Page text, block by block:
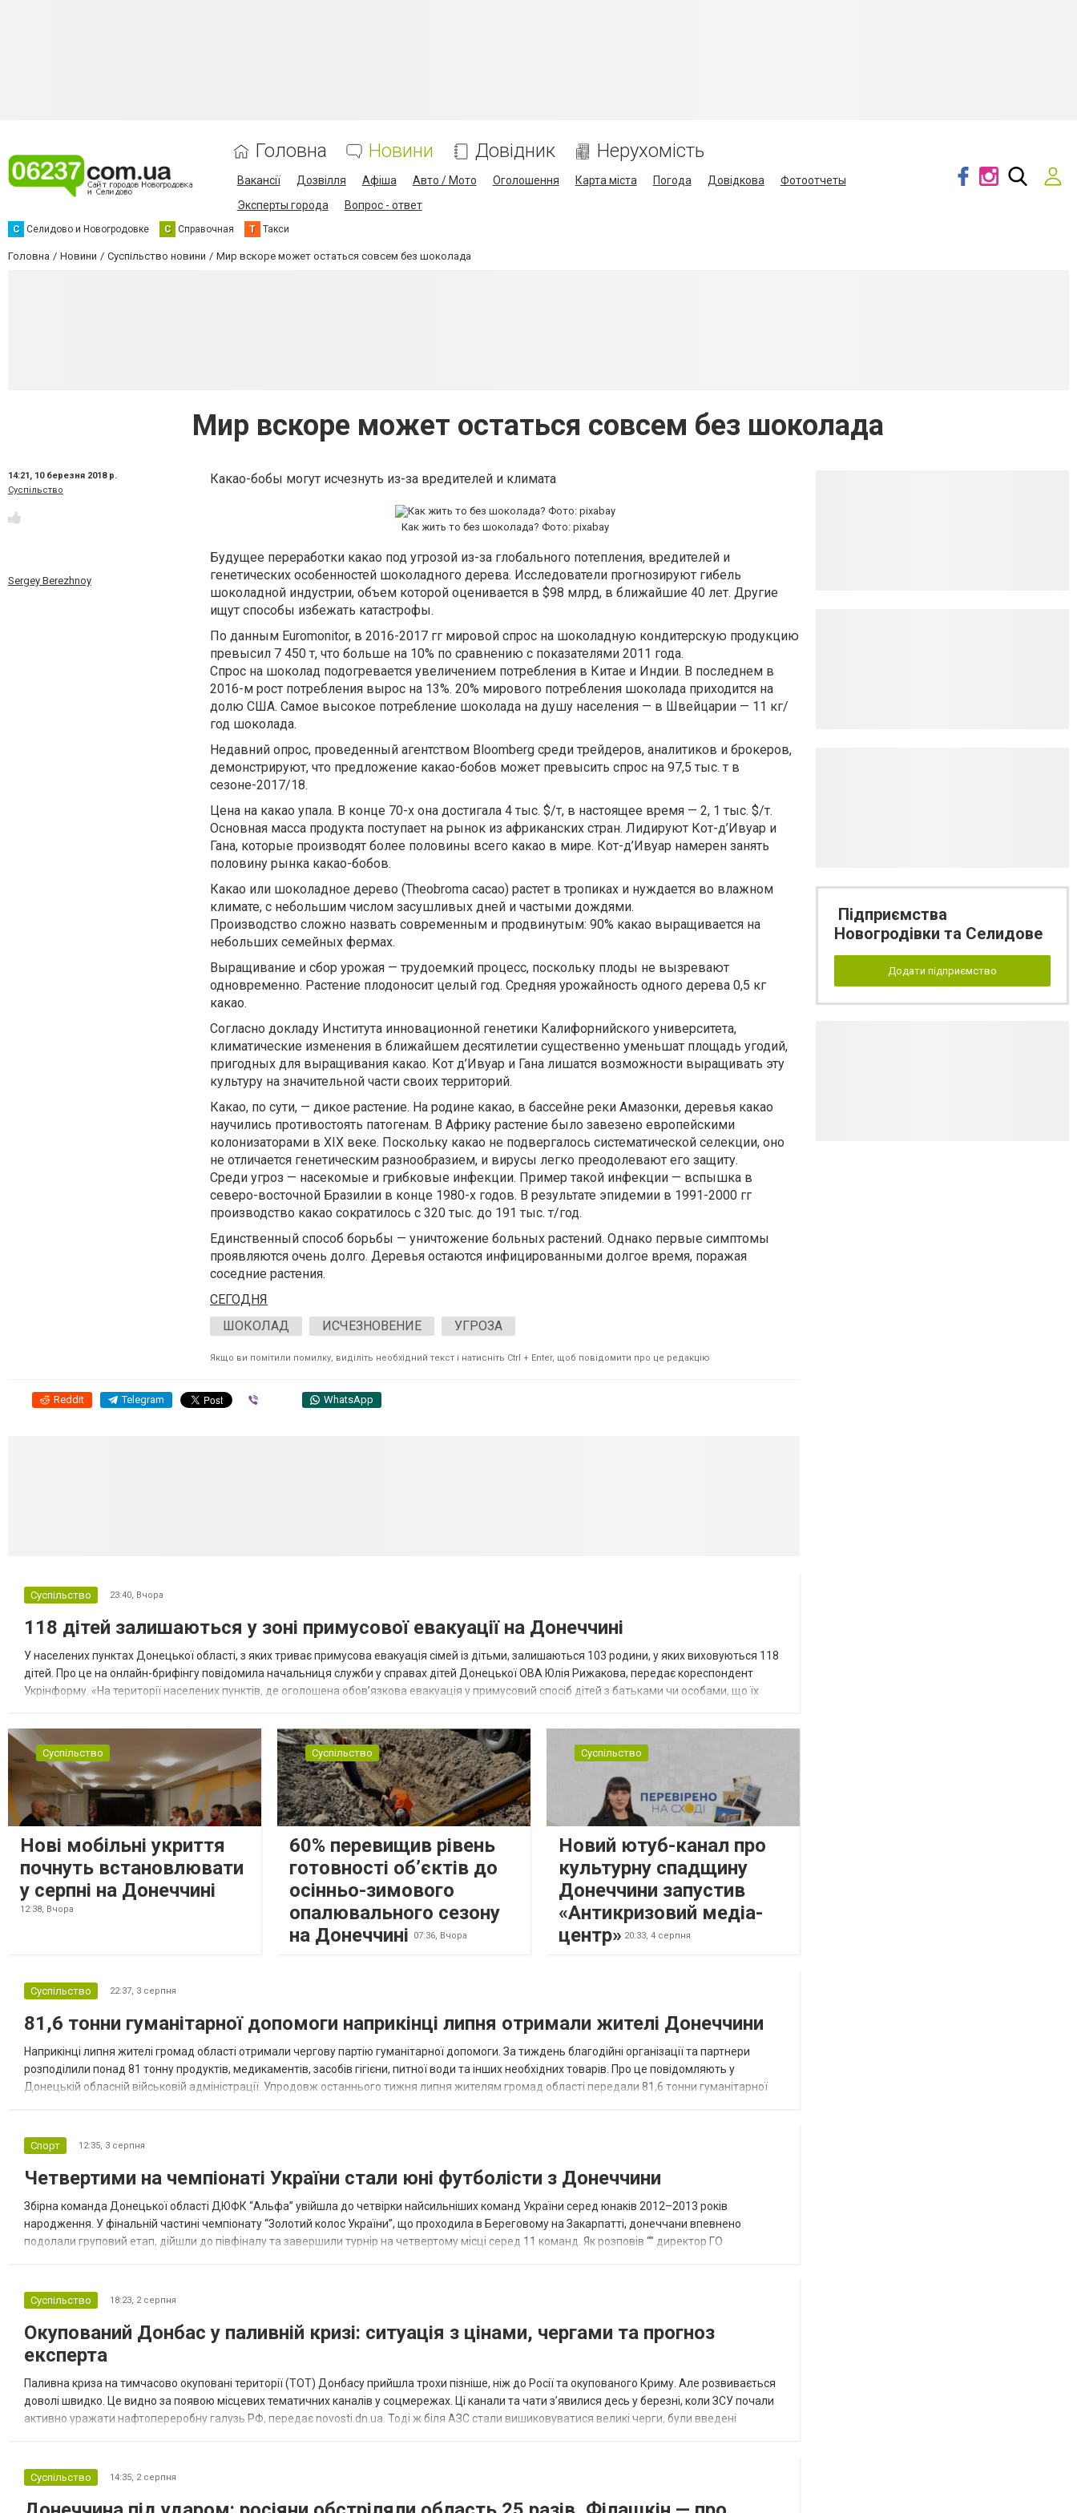
Головна Новини Довідник Нерухомість
Вакансії Дозвілля Афіша Авто / Мото Оголошення Карта міста Погода Довідкова
Фотоотчеты
Эксперты города
Вопрос - ответ
С Селидово и Новогродовке С Справочная Т Такси
Головна Новини Суспільство новини Мир вскоре может остаться совсем без шоколада
Мир вскоре может остаться совсем без шоколада
14:21, 10 березня 2018 р.
Суспільство
Sergey Berezhnoy
Какао-бобы могут исчезнуть из-за вредителей и климата
Как жить то без шоколада? Фото: pixabay
Будущее переработки какао под угрозой из-за глобального потепления, вредителей и
генетических особенностей шоколадного дерева. Исследователи прогнозируют гибель
шоколадной индустрии, объем которой оценивается в $98 млрд, в ближайшие 40 лет. Другие
ищут способы избежать катастрофы.
По данным Euromonitor, в 2016-2017 гг мировой спрос на шоколадную кондитерскую продукцию
превысил 7 450 т, что больше на 10% по сравнению с показателями 2011 года.
Спрос на шоколад подогревается увеличением потребления в Китае и Индии. В последнем в
2016-м рост потребления вырос на 13%. 20% мирового потребления шоколада приходится на
долю США. Самое высокое потребление шоколада на душу населения — в Швейцарии — 11 кг/
год шоколада.
Недавний опрос, проведенный агентством Bloomberg среди трейдеров, аналитиков и брокеров,
демонстрируют, что предложение какао-бобов может превысить спрос на 97,5 тыс. т в
сезоне-2017/18.
Цена на какао упала. В конце 70-х она достигала 4 тыс. $/т, в настоящее время — 2, 1 тыс. $/т.
Основная масса продукта поступает на рынок из африканских стран. Лидируют Кот-д’Ивуар и
Гана, которые производят более половины всего какао в мире. Кот-д’Ивуар намерен занять
половину рынка какао-бобов.
Какао или шоколадное дерево (Theobroma cacao) растет в тропиках и нуждается во влажном
климате, с небольшим числом засушливых дней и частыми дождями.
Производство сложно назвать современным и продвинутым: 90% какао выращивается на
небольших семейных фермах.
Выращивание и сбор урожая — трудоемкий процесс, поскольку плоды не вызревают
одновременно. Растение плодоносит целый год. Средняя урожайность одного дерева 0,5 кг
какао.
Согласно докладу Института инновационной генетики Калифорнийского университета,
климатические изменения в ближайшем десятилетии существенно уменьшат площадь угодий,
пригодных для выращивания какао. Кот д’Ивуар и Гана лишатся возможности выращивать эту
культуру на значительной части своих территорий.
Какао, по сути, — дикое растение. На родине какао, в бассейне реки Амазонки, деревья какао
научились противостоять патогенам. В Африку растение было завезено европейскими
колонизаторами в XIX веке. Поскольку какао не подвергалось систематической селекции, оно
не отличается генетическим разнообразием, и вирусы легко преодолевают его защиту.
Среди угроз — насекомые и грибковые инфекции. Пример такой инфекции — вспышка в
северо-восточной Бразилии в конце 1980-х годов. В результате эпидемии в 1991-2000 гг
производство какао сократилось с 320 тыс. до 191 тыс. т/год.
Единственный способ борьбы — уничтожение больных растений. Однако первые симптомы
проявляются очень долго. Деревья остаются инфицированными долгое время, поражая
соседние растения.
СЕГОДНЯ
ШОКОЛАД
ИСЧЕЗНОВЕНИЕ УГРОЗА
Якщо ви помітили помилку, виділіть необхідний текст і натисніть Ctrl + Enter, щоб повідомити про це редакцію
Reddit Telegram WhatsApp
Суспільство 23:40, Вчора
118 дітей залишаються у зоні примусової евакуації на Донеччині
У населених пунктах Донецької області, з яких триває примусова евакуація сімей із дітьми, залишаються 103 родини, у яких виховуються 118
дітей. Про це на онлайн-брифінгу повідомила начальниця служби у справах дітей Донецької ОВА Юлія Рижакова, передає кореспондент
Укрінформу. «На території населених пунктів, де оголошена обов’язкова евакуація у примусовий спосіб дітей з батьками чи особами, що їх
Суспільство
Нові мобільні укриття
почнуть встановлювати
у серпні на Донеччині
12:38, Вчора
Суспільство
60% перевищив рівень
готовності об’єктів до
осінньо-зимового
опалювального сезону
на Донеччині
07:36, Вчора
Суспільство
Новий ютуб-канал про
культурну спадщину
Донеччини запустив
«Антикризовий медіа-
центр» 20:33, 4 серпня
Суспільство 22:37, 3 серпня
81,6 тонни гуманітарної допомоги наприкінці липня отримали жителі Донеччини
Наприкінці липня жителі громад області отримали чергову партію гуманітарної допомоги. За тиждень благодійні організації та партнери
розподілили понад 81 тонну продуктів, медикаментів, засобів гігієни, питної води та інших необхідних товарів. Про це повідомляють у
Донецькій обласній військовій адміністрації. Упродовж останнього тижня липня жителям громад області передали 81,6 тонни гуманітарної
Спорт 12:35, 3 серпня
Четвертими на чемпіонаті України стали юні футболісти з Донеччини
Збірна команда Донецької області ДЮФК “Альфа” увійшла до четвірки найсильніших команд України серед юнаків 2012–2013 років
народження. У фінальній частині чемпіонату “Золотий колос України”, що проходила в Береговому на Закарпатті, донеччани впевнено
подолали груповий етап, дійшли до півфіналу та завершили турнір на четвертому місці серед 11 команд. Як розповів “” директор ГО
Суспільство 18:23, 2 серпня
Окупований Донбас у паливній кризі: ситуація з цінами, чергами та прогноз
експерта
Паливна криза на тимчасово окуповані території (ТОТ) Донбасу прийшла трохи пізніше, ніж до Росії та окупованого Криму. Але розвивається
доволі швидко. Це видно за появою місцевих тематичних каналів у соцмережах. Ці канали та чати з’явилися десь у березні, коли ЗСУ почали
активно уражати нафтопереробну галузь РФ, передає novosti.dn.ua. Тоді ж біля АЗС стали вишиковуватися великі черги, були введені
Суспільство 14:35, 2 серпня
Підприємства
Новогродівки та Селидове
Додати підприємство